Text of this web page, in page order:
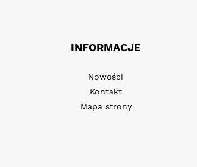
INFORMACJE
Nowości
Kontakt
Mapa strony